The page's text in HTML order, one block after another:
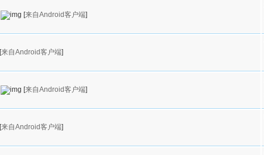
[来自Android客户端]
[来自Android客户端]
[来自Android客户端]
[来自Android客户端]